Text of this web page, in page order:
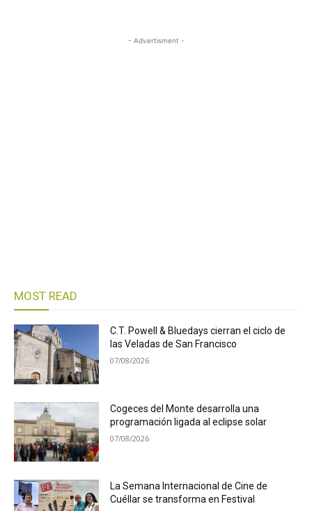
- Advertisment -
MOST READ
C.T. Powell & Bluedays cierran el ciclo de
las Veladas de San Francisco
07/08/2026
Cogeces del Monte desarrolla una
programación ligada al eclipse solar
07/08/2026
La Semana Internacional de Cine de
Cuéllar se transforma en Festival